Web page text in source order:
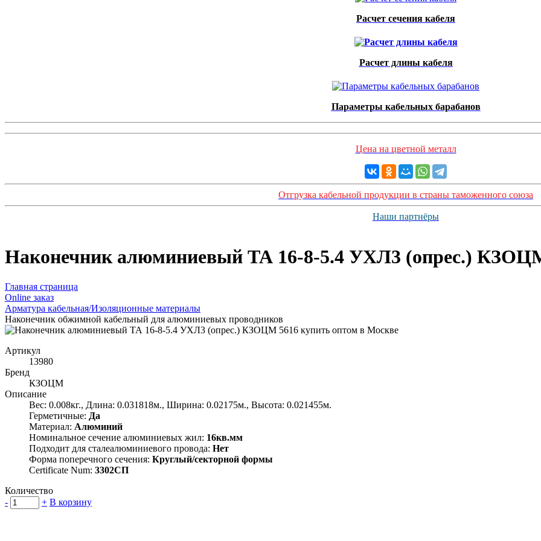
Расчет сечения кабеля
Расчет длины кабеля
Параметры кабельных барабанов
Цена на цветной металл
Отгрузка кабельной продукции в страны таможенного союза
Наши партнёры
Наконечник алюминиевый ТА 16-8-5.4 УХЛ3 (опрес.)
Главная страница
Оnline заказ
Арматура кабельная/Изоляционные материалы
Наконечник обжимной кабельный для алюминиевых проводников
Артикул
13980
Бренд
КЗОЦМ
Описание
Вес: 0.008кг., Длина: 0.031818м., Ширина: 0.02175м., Высота: 0.021455м.
Герметичные: Да
Материал: Алюминий
Номинальное сечение алюминиевых жил: 16кв.мм
Подходит для сталеалюминиевого провода: Нет
Форма поперечного сечения: Круглый/секторной формы
Certificate Num: 3302СП
Количество
-
+ В корзину